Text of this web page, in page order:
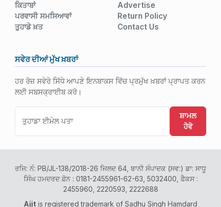
ਕਿਤਾਬਾਂ
ਪਰਵਾਸੀ ਸਮਸਿਆਵਾਂ
ਤੁਹਾਡੇ ਖ਼ਤ
Advertise
Return Policy
Contact Us
ਸਵੇਰ ਦੀਆਂ ਮੁੱਖ ਖ਼ਬਰਾਂ
ਹਰ ਰੋਜ਼ ਸਵੇਰੇ ਸਿੱਧੇ ਆਪਣੇ ਇਨਬਾਕਸ ਵਿੱਚ ਪ੍ਰਮੁੱਖ ਖ਼ਬਰਾਂ ਪ੍ਰਾਪਤ ਕਰਨ
ਲਈ ਸਬਸਕ੍ਰਾਈਬ ਕਰੋ।
ਸ਼ਾਮਲ
ਹੋਵੋ
ਰਜਿ: ਨੰ: PB/JL-138/2018-26 ਜਿਲਦ 64, ਬਾਨੀ ਸੰਪਾਦਕ (ਸਵ:) ਡਾ: ਸਾਧੂ
ਸਿੰਘ ਹਮਦਰਦ ਫ਼ੋਨ : 0181-2455961-62-63, 5032400, ਫੈਕਸ :
2455960, 2220593, 2222688
Ajit is registered trademark of Sadhu Singh Hamdard